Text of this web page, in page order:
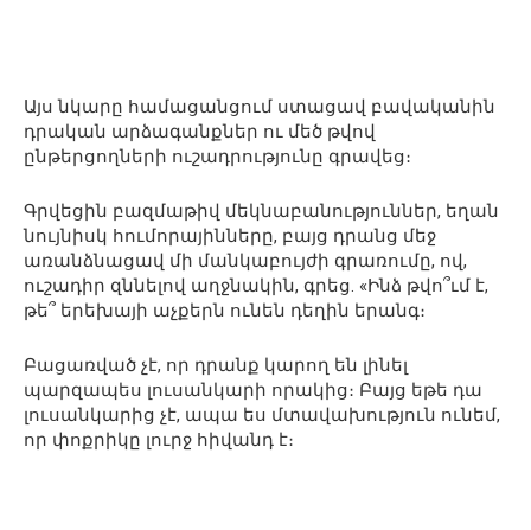
Այս նկարը համացանցում ստացավ բավականին
դրական արձագանքներ ու մեծ թվով
ընթերցողների ուշադրությունը գրավեց։
Գրվեցին բազմաթիվ մեկնաբանություններ, եղան
նույնիսկ հումորայինները, բայց դրանց մեջ
առանձնացավ մի մանկաբույժի գրառումը, ով,
ուշադիր զննելով աղջնակին, գրեց. «Ինձ թվո՞ւմ է,
թե՞ երեխայի աչքերն ունեն դեղին երանգ։
Բացառված չէ, որ դրանք կարող են լինել
պարզապես լուսանկարի որակից։ Բայց եթե դա
լուսանկարից չէ, ապա ես մտավախություն ունեմ,
որ փոքրիկը լուրջ հիվանդ է։